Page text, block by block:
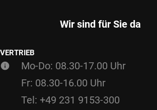
Wir sind für Sie da
VERTRIEB
Mo-Do: 08.30-17.00 Uhr
Fr: 08.30-16.00 Uhr
Tel: +49 231 9153-300